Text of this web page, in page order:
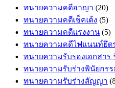
ทนายความคดีอาญา (20)
ทนายความคดีเช็คเด้ง (5)
ทนายความคดีแรงงาน (5)
ทนายความคดีไฟแนนท์ยึด
ทนายความรับรองเอกสาร
ทนายความรับร่างพินัยกรร
ทนายความรับร่างสัญญา